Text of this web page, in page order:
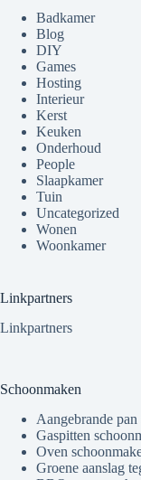
Badkamer
Blog
DIY
Games
Hosting
Interieur
Kerst
Keuken
Onderhoud
People
Slaapkamer
Tuin
Uncategorized
Wonen
Woonkamer
Linkpartners
Linkpartners
Schoonmaken
Aangebrande
Gaspitten
Oven
Groene aanslag